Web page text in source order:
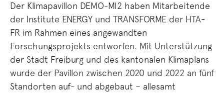
Der Klimapavillon DEMO-MI2 haben Mitarbeitende
der Institute ENERGY und TRANSFORME der HTA-
FR im Rahmen eines angewandten
Forschungsprojekts entworfen. Mit Unterstützung
der Stadt Freiburg und des kantonalen Klimaplans
wurde der Pavillon zwischen 2020 und 2022 an fünf
Standorten auf- und abgebaut – allesamt